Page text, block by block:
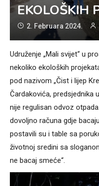
EKOLOŠKIH
2. Februara 2024.
Udruženje „Mali svijet“ u
nekoliko ekoloških
pod nazivom „Čist i lijep
Čardakovića, predsjednika
nije regulisan odvoz
dovoljno računa gdje
postavili su i table sa
životnoj sredini sa
ne bacaj smeće“.